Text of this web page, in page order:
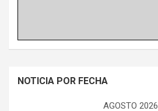
NOTICIA POR FECHA
AGOSTO 2026